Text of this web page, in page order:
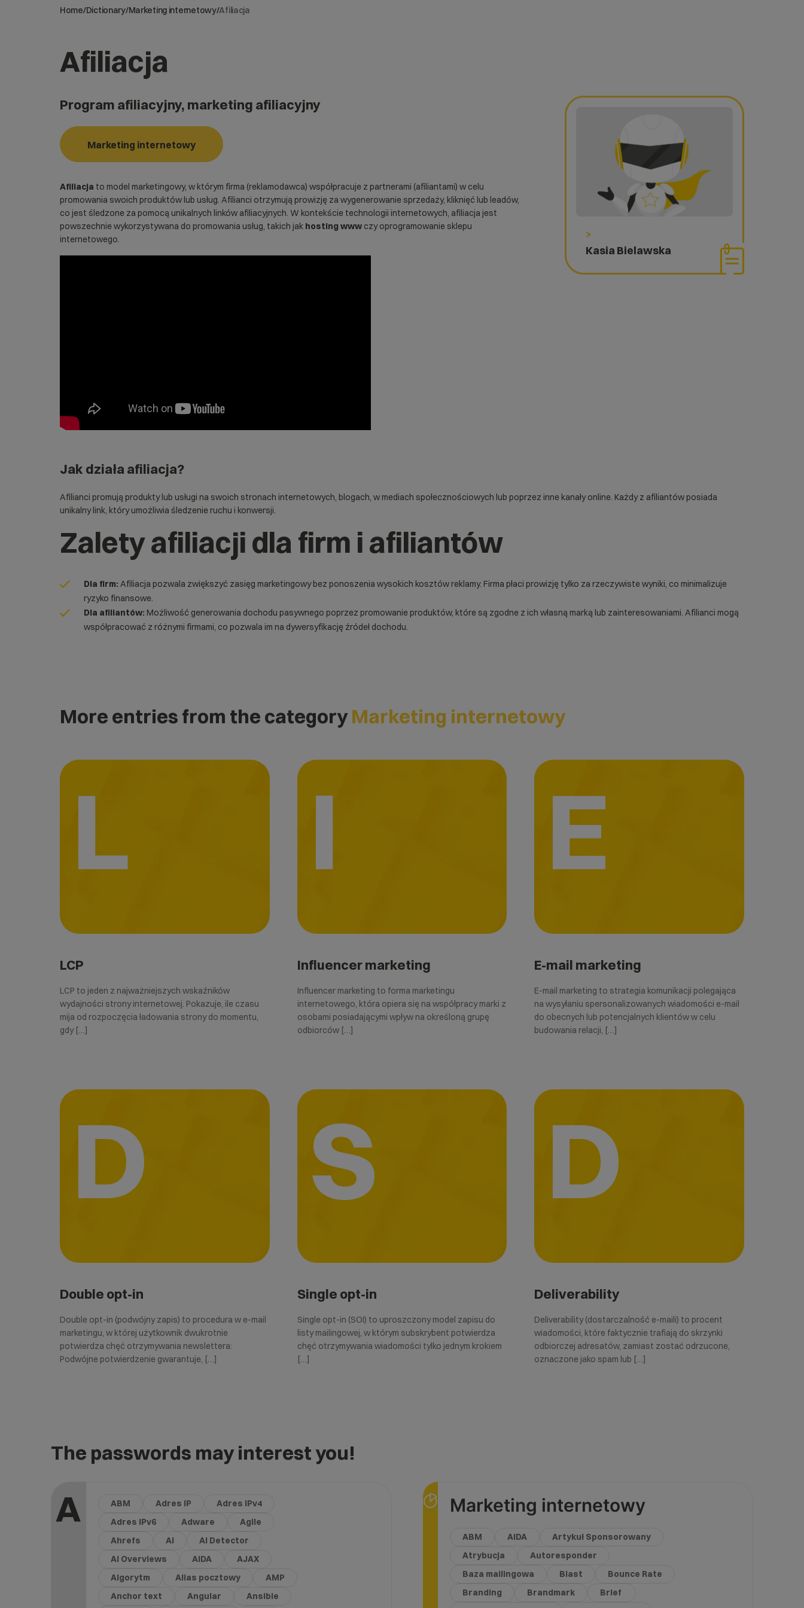
Home/Dictionary/Marketing internetowy/Afiliacja
Afiliacja
>
Kasia Bielawska
Program afiliacyjny, marketing afiliacyjny
Marketing internetowy
Afiliacja to model marketingowy, w którym firma (reklamodawca) współpracuje z partnerami (afiliantami) w celu
promowania swoich produktów lub usług. Afilianci otrzymują prowizję za wygenerowanie sprzedaży, kliknięć lub leadów,
co jest śledzone za pomocą unikalnych linków afiliacyjnych. W kontekście technologii internetowych, afiliacja jest
powszechnie wykorzystywana do promowania usług, takich jak hosting www czy oprogramowanie sklepu
internetowego.
Jak działa afiliacja?
Afilianci promują produkty lub usługi na swoich stronach internetowych, blogach, w mediach społecznościowych lub poprzez inne kanały online. Każdy z afiliantów posiada
unikalny link, który umożliwia śledzenie ruchu i konwersji.
Zalety afiliacji dla firm i afiliantów
Dla firm: Afiliacja pozwala zwiększyć zasięg marketingowy bez ponoszenia wysokich kosztów reklamy. Firma płaci prowizję tylko za rzeczywiste wyniki, co minimalizuje
ryzyko finansowe.
Dla afiliantów: Możliwość generowania dochodu pasywnego poprzez promowanie produktów, które są zgodne z ich własną marką lub zainteresowaniami. Afilianci mogą
współpracować z różnymi firmami, co pozwala im na dywersyfikację źródeł dochodu.
More entries from the categoryMarketing internetowy
L
LCP
LCP to jeden z najważniejszych wskaźników
wydajności strony internetowej. Pokazuje, ile czasu
mija od rozpoczęcia ładowania strony do momentu,
gdy […]
I
Influencer marketing
Influencer marketing to forma marketingu
internetowego, która opiera się na współpracy marki z
osobami posiadającymi wpływ na określoną grupę
odbiorców […]
E
E-mail marketing
E-mail marketing to strategia komunikacji polegająca
na wysyłaniu spersonalizowanych wiadomości e-mail
do obecnych lub potencjalnych klientów w celu
budowania relacji, […]
D
Double opt-in
Double opt-in (podwójny zapis) to procedura w e-mail
marketingu, w której użytkownik dwukrotnie
potwierdza chęć otrzymywania newslettera:
Podwójne potwierdzenie gwarantuje, […]
S
Single opt-in
Single opt-in (SOI) to uproszczony model zapisu do
listy mailingowej, w którym subskrybent potwierdza
chęć otrzymywania wiadomości tylko jednym krokiem
[…]
D
Deliverability
Deliverability (dostarczalność e-maili) to procent
wiadomości, które faktycznie trafiają do skrzynki
odbiorczej adresatów, zamiast zostać odrzucone,
oznaczone jako spam lub […]
The passwords may interest you!
A ABM Adres IP
Adres IPv4
Adres IPv6
Adware
Agile
Ahrefs
AI
AI Detector
AI Overviews
AIDA
AJAX
Algorytm
Alias pocztowy
AMP
Anchor text
Angular Ansible
Marketing internetowy
ABM AIDA
Artykuł Sponsorowany
Atrybucja
Autoresponder
Baza mailingowa
Blast
Bounce Rate
Branding
Brandmark
Brief